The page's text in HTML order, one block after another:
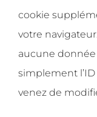
cookie
votre
aucune
simplement
venez de